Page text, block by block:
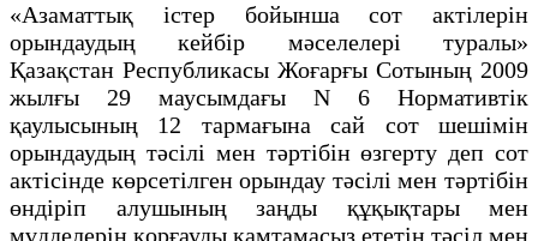
«Азаматтық істер бойынша сот актілерін
орындаудың кейбір мәселелері туралы»
Қазақстан Республикасы Жоғарғы Сотының 2009
жылғы 29 маусымдағы N 6 Нормативтік
қаулысының 12 тармағына сай сот шешімін
орындаудың тәсілі мен тәртібін өзгерту деп сот
актісінде көрсетілген орындау тәсілі мен тәртібін
өндіріп алушының заңды құқықтары мен
мүдделерін қорғауды қамтамасыз ететін тәсіл мен